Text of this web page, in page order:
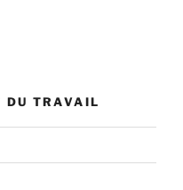
DU TRAVAIL